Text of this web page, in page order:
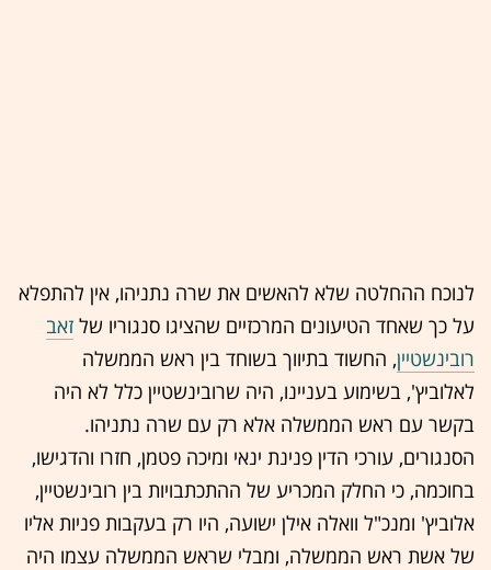
לנוכח ההחלטה שלא להאשים את שרה נתניהו, אין להתפלא
על כך שאחד הטיעונים המרכזיים שהציגו סנגוריו של זאב
רובינשטיין, החשוד בתיווך בשוחד בין ראש הממשלה
לאלוביץ', בשימוע בעניינו, היה שרובינשטיין כלל לא היה
בקשר עם ראש הממשלה אלא רק עם שרה נתניהו.
הסנגורים, עורכי הדין פנינת ינאי ומיכה פטמן, חזרו והדגישו,
בחוכמה, כי החלק המכריע של ההתכתבויות בין רובינשטיין,
אלוביץ' ומנכ"ל וואלה אילן ישועה, היו רק בעקבות פניות אליו
של אשת ראש הממשלה, ומבלי שראש הממשלה עצמו היה